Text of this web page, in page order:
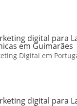
digital para
em Guimarães
Digital em
digital para